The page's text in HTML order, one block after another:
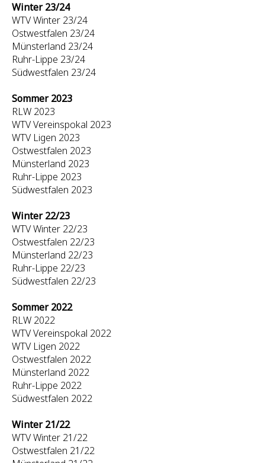
Winter 23/24
WTV Winter 23/24
Ostwestfalen 23/24
Münsterland 23/24
Ruhr-Lippe 23/24
Südwestfalen 23/24
Sommer 2023
RLW 2023
WTV Vereinspokal 2023
WTV Ligen 2023
Ostwestfalen 2023
Münsterland 2023
Ruhr-Lippe 2023
Südwestfalen 2023
Winter 22/23
WTV Winter 22/23
Ostwestfalen 22/23
Münsterland 22/23
Ruhr-Lippe 22/23
Südwestfalen 22/23
Sommer 2022
RLW 2022
WTV Vereinspokal 2022
WTV Ligen 2022
Ostwestfalen 2022
Münsterland 2022
Ruhr-Lippe 2022
Südwestfalen 2022
Winter 21/22
WTV Winter 21/22
Ostwestfalen 21/22